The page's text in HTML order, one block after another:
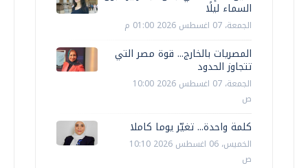
السماء ليلًا
الجمعة، 07 اغسطس 2026 01:00 م
المصريات بالخارج... قوة مصر التي
تتجاوز الحدود
الجمعة، 07 اغسطس 2026 10:00
ص
كلمة واحدة... تغيّر يوما كاملا
الخميس، 06 اغسطس 2026 10:10
ص